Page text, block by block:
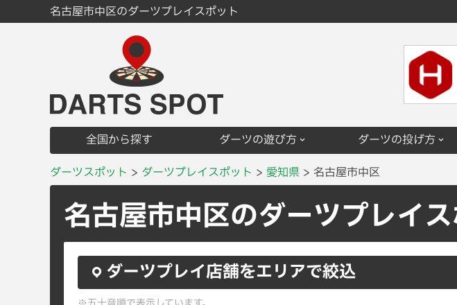
名古屋市中区のダーツプレイスポット
全国から探す ダーツの遊び方 ダーツの投げ方
ダーツスポット
ダーツプレイスポット 愛知県 名古屋市中区
名古屋市中区のダーツプレイ
ダーツプレイ店舗をエリアで絞込